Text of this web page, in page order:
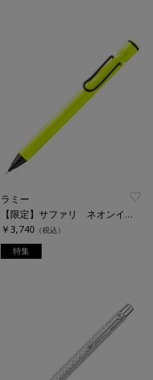
ラミー
【限定】サファリ ネオンイエロー ペンシル ０．５ｍｍ
￥3,740 （税込）
特集